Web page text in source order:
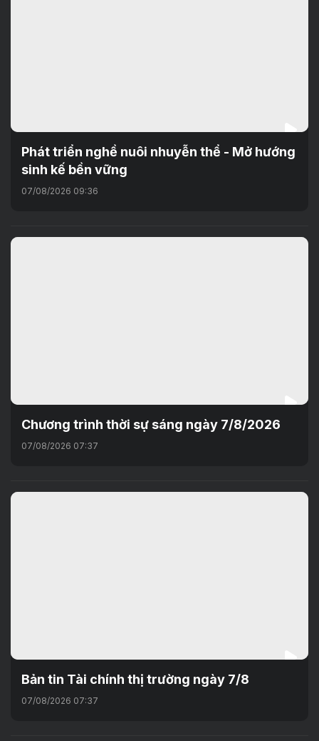
Phát triển nghề nuôi nhuyễn thể - Mở hướng
sinh kế bền vững
07/08/2026 09:36
Chương trình thời sự sáng ngày 7/8/2026
07/08/2026 07:37
Bản tin Tài chính thị trường ngày 7/8
07/08/2026 07:37